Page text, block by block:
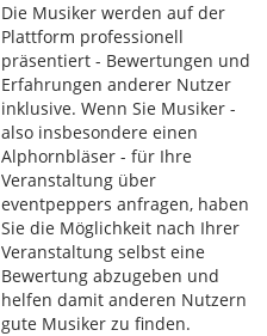
Die Musiker werden auf der
Plattform professionell
präsentiert - Bewertungen und
Erfahrungen anderer Nutzer
inklusive. Wenn Sie Musiker -
also insbesondere einen
Alphornbläser - für Ihre
Veranstaltung über
eventpeppers anfragen, haben
Sie die Möglichkeit nach Ihrer
Veranstaltung selbst eine
Bewertung abzugeben und
helfen damit anderen Nutzern
gute Musiker zu finden.